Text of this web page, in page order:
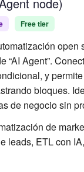
Free tier
open
“AI Agent”.
y
bloques.
de negocio sin
de
leads, ETL con